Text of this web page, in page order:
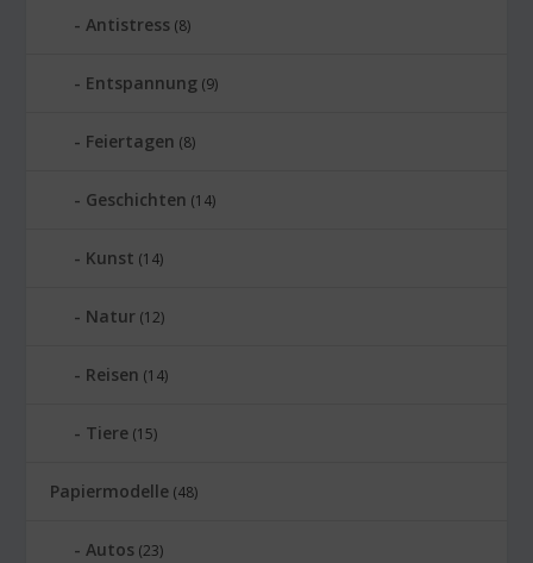
Antistress (8)
Entspannung (9)
Feiertagen (8)
Geschichten (14)
Kunst (14)
Natur (12)
Reisen (14)
Tiere (15)
Papiermodelle (48)
Autos (23)